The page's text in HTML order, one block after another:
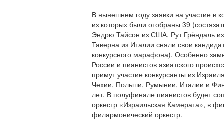
В нынешнем году заявки на участие в
из которых были отобраны 39
Эндрю Тайсон из США, Рут Грёндаль
Таверна из Италии сняли свои
конкурсного марафона). Особенно
России и пианистов азиатского
примут участие конкурсанты из
Чехии, Польши, Румынии, Италии и
лет. В полуфинале пианистов будет
оркестр «Израильская Камерата», в
филармонический оркестр.